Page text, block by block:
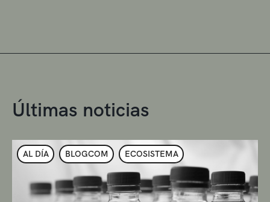
Últimas noticias
AL DÍA BLOGCOM ECOSISTEMA